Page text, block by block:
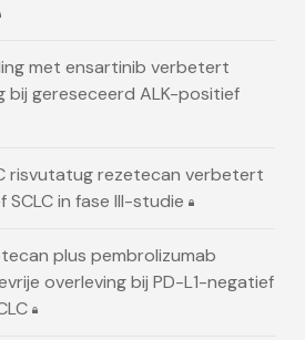
met ensartinib verbetert
bij gereseceerd ALK-positief
risvutatug rezetecan verbetert
in fase III-studie
plus pembrolizumab
overleving bij PD-L1-negatief